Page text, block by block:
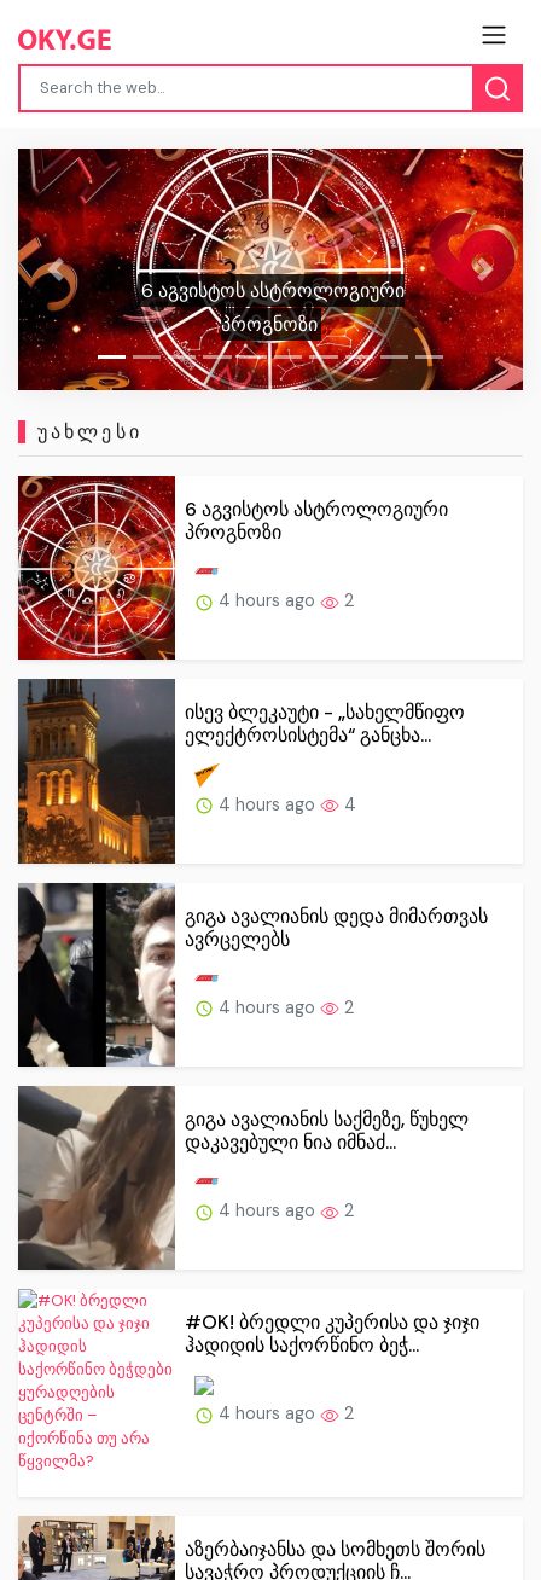
ისევ ბლეკაუტი - „სახელმწიფო
ელექტროსისტემა“ განცხადებას
ავრცელებს
Previous Next
ᲣᲐᲮᲚᲔᲡᲘ
6 აგვისტოს ასტროლოგიური
პროგნოზი
4 hours ago 2
ისევ ბლეკაუტი - „სახელმწიფო
ელექტროსისტემა“ განცხა...
4 hours ago 4
გიგა ავალიანის დედა მიმართვას
ავრცელებს
4 hours ago 2
გიგა ავალიანის საქმეზე, წუხელ
დაკავებული ნია იმნაძ...
4 hours ago 2
#OK! ბრედლი კუპერისა და ჯიჯი
ჰადიდის საქორწინო ბეჭ...
4 hours ago 2
აზერბაიჯანსა და სომხეთს შორის
სავაჭრო პროდუქციის ჩ...